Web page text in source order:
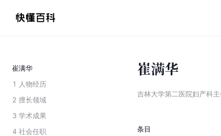
崔满华
1 人物经历
2 擅长领域
3 学术成果
4 社会任职
崔满华
吉林大学第二医院妇产科
条目